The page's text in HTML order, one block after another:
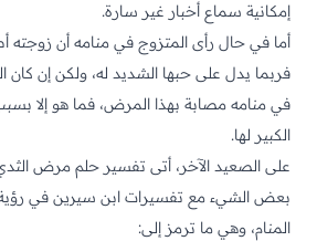
إمكانية سماع أخبار غير سارة.
أما في حال رأى المتزوج في منامه أن زوجته
فربما يدل على حبها الشديد له، ولكن إن كان
في منامه مصابة بهذا المرض، فما هو إلا
الكبير لها.
على الصعيد الآخر، أتى تفسير حلم مرض
بعض الشيء مع تفسيرات ابن سيرين في
المنام، وهي ما ترمز إلى: